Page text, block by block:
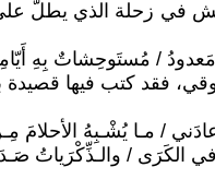
/ مُستَوحِشاتٌ بِهِ
/ مـا يُشْـبِهُ الأحلامَ
الكَرَى / والـذِّكْرَياتُ